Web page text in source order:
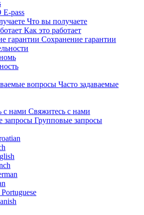
E-pass
Что вы получаете
Как это работает
гарантии Сохранение гарантии
вопросы Часто задаваемые
с нами Свяжитесь с нами
запросы Групповые запросы
Portuguese